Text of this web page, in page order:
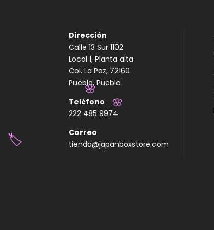
Dirección
Calle 13 Sur 1102
Local 1, Planta alta
Col. La Paz, 72160
Puebla, Puebla
Teléfono
222 485 9974
Correo
tienda@japanboxstore.com
🌸
🌸